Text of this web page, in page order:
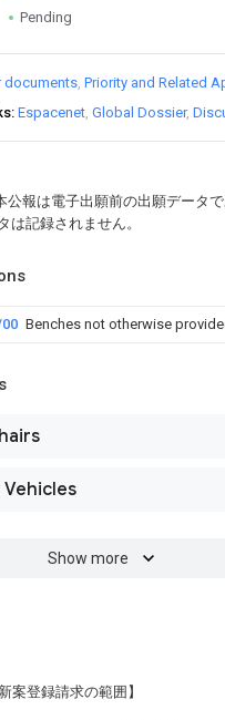
公報は電子出願前の出願データ
は記録されません。
Benches not otherwise
Vehicles
Show more
Pending
documents Priority and Related
Espacenet Global Dossier
案登録請求の範囲】